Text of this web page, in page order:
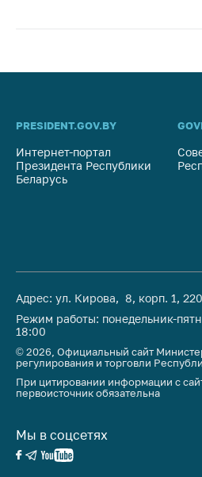
PRESIDENT.GOV.BY
Интернет-портал
Президента Республики
Беларусь
Адрес: ул. Кирова, 8, корп. 1,
Режим работы: понедельник-
18:00
© 2026, Официальный сайт
регулирования и торговли
При цитировании информации с
первоисточник обязательна
Мы в соцсетях